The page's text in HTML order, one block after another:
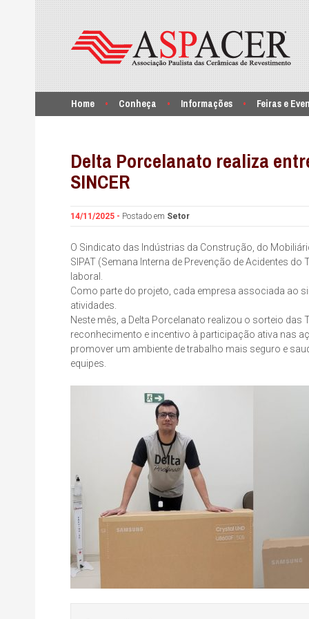
Home Conheça Informações Feiras e
Delta Porcelanato realiza
SINCER
14/11/2025 - Postado em Setor
O Sindicato das Indústrias da Construção, do
SIPAT (Semana Interna de Prevenção de Acidentes
laboral.
Como parte do projeto, cada empresa associada ao
atividades.
Neste mês, a Delta Porcelanato realizou o sorteio
reconhecimento e incentivo à participação ativa nas
promover um ambiente de trabalho mais seguro e
equipes.